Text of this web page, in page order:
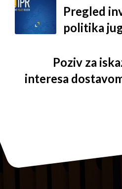
Pregled
politika
Poziv za
interesa dostavom